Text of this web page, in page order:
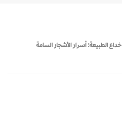
خداع الطبيعة: أسرار الأشجار السامة